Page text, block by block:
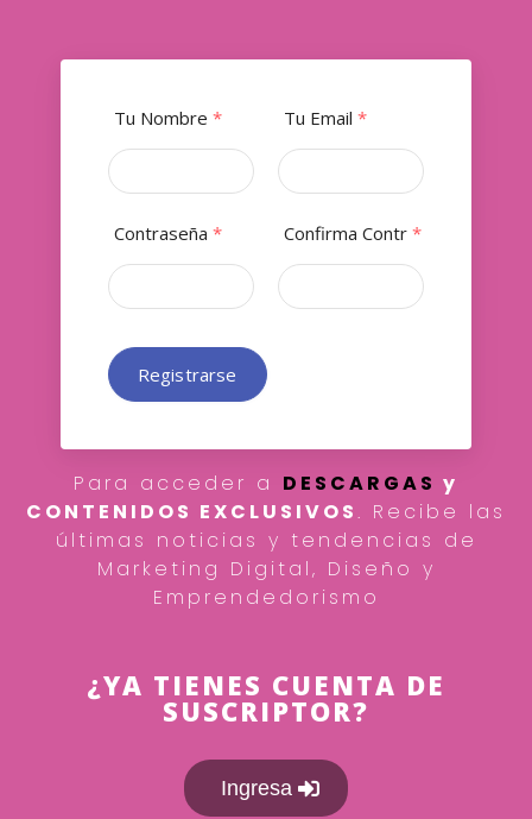
Tu Nombre * Tu Email *
Contraseña * Confirma Contr *
Registrarse
Para acceder a DESCARGAS y
CONTENIDOS EXCLUSIVOS. Recibe las
últimas noticias y tendencias de
Marketing Digital, Diseño y
Emprendedorismo
¿YA TIENES CUENTA DE
SUSCRIPTOR?
Ingresa